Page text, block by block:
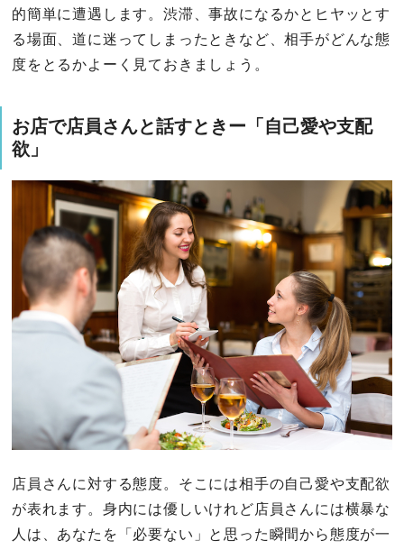
的簡単に遭遇します。渋滞、事故になるかとヒヤッとす
る場面、道に迷ってしまったときなど、相手がどんな態
度をとるかよーく見ておきましょう。
お店で店員さんと話すときー「自己愛や支配
欲」
店員さんに対する態度。そこには相手の自己愛や支配欲
が表れます。身内には優しいけれど店員さんには横暴な
人は、あなたを「必要ない」と思った瞬間から態度が一